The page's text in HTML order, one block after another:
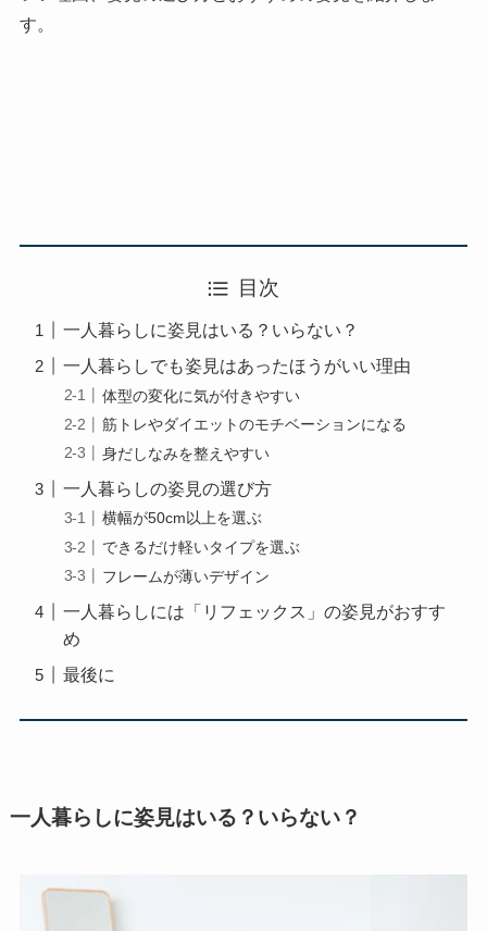
す。
目次
一人暮らしに姿見はいる？いらない？
一人暮らしでも姿見はあったほうがいい理由
体型の変化に気が付きやすい
筋トレやダイエットのモチベーションになる
身だしなみを整えやすい
一人暮らしの姿見の選び方
横幅が50cm以上を選ぶ
できるだけ軽いタイプを選ぶ
フレームが薄いデザイン
一人暮らしには「リフェックス」の姿見がおすす
め
最後に
一人暮らしに姿見はいる？いらない？